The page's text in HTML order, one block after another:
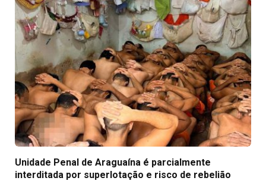
Unidade Penal de Araguaína é parcialmente
interditada por superlotação e risco de rebelião